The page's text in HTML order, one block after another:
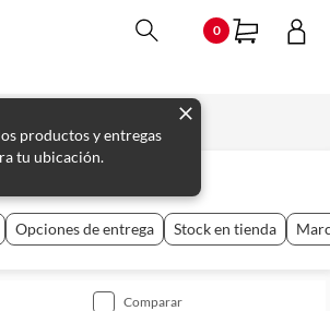
0
productos y entregas
tu ubicación.
Autos y Accesorios
Opciones de entrega Stock en tienda
comparar